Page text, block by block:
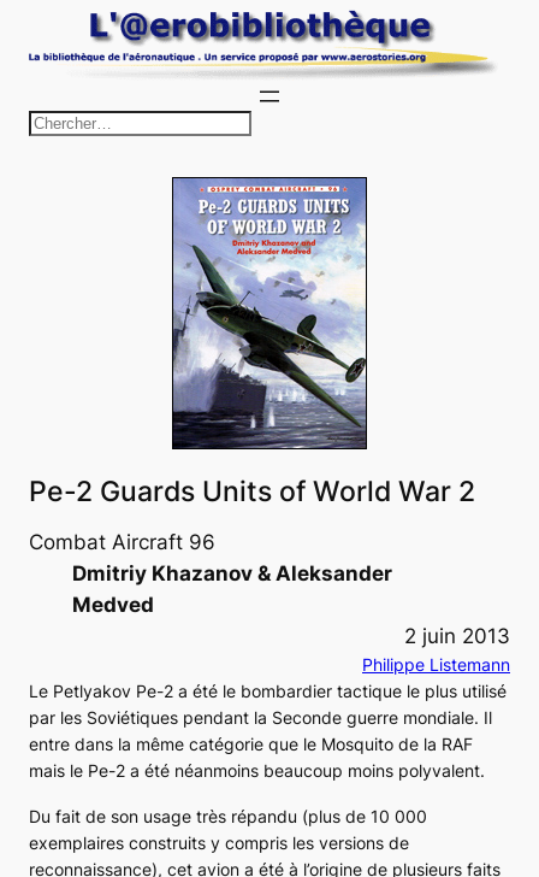
au
c
h
e
r
c
h
e
r
Pe-2 Guards Units of World War 2
Combat Aircraft 96
Dmitriy Khazanov & Aleksander
Medved
2 juin 2013
Philippe Listemann
Le Petlyakov Pe-2 a été le bombardier tactique le plus utilisé
par les Soviétiques pendant la Seconde guerre mondiale. Il
entre dans la même catégorie que le Mosquito de la RAF
mais le Pe-2 a été néanmoins beaucoup moins polyvalent.
Du fait de son usage très répandu (plus de 10 000
exemplaires construits y compris les versions de
reconnaissance), cet avion a été à l’origine de plusieurs faits